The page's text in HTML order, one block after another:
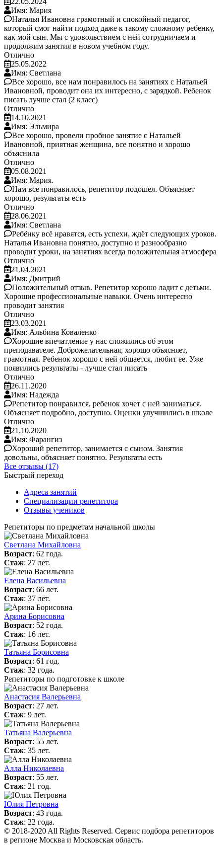
Имя: Мария
Наталья Ивановна грамотный и спокойный педагог,
который смог найти подход даже к такому сложному ребенку,
как мой сын. Мы с удовольствием с ней сотрудничаем и
продолжим занятия в новом учебном году.
Отлично
25.05.2022
Имя: Светлана
Все хорошо, все нам понравилось на занятиях с Натальей
Ивановной, проводит она их интересно, с зарядкой. Ребенок
писать лучше стал (2 класс)
Отлично
14.10.2021
Имя: Эльмира
Все хорошо, провели пробное занятие с Натальей
Ивановной, приятная женщина, все понятно и хорошо
объяснила
Отлично
05.08.2021
Имя: Мария.
Нам все понравилось, репетитор подошел. Объясняет
хорошо, результаты есть
Отлично
28.06.2021
Имя: Светлана
Ребёнку всё нравятся, есть успехи, ждёт следующих уроков.
Наталья Ивановна понятно, доступно и разнообразно
проводит уроки, на занятиях всегда положительная атмосфера
Отлично
21.04.2021
Имя: Дмитрий
Положительный отзыв. Репетитор хорошо ладит с детьми.
Хорошие профессиональные навыки. Очень интересно
проводит занятия
Отлично
23.03.2021
Имя: Альбина Коваленко
Хорошие впечатление у нас сложились об этом
преподавателе. Доброжелательная, хорошо объясняет,
грамотная. Ребенок хорошо с ней общается, любит ее. Уже
появились результаты - лучше стал писать
Отлично
26.11.2020
Имя: Надежда
Репетитор понравился, ребенок хочет с ней заниматься.
Объясняет подробно, доступно. Оценки улучшились в школе
Отлично
21.10.2020
Имя: Фарангиз
Хороший репетитор, занимается с сыном. Занятия
довольны, объясняет понятно. Результаты есть
Все отзывы (17)
Быстрый переход
Адреса занятий
Специализации репетитора
Отзывы учеников
Репетиторы по предметам начальной школы
Светлана Михайловна
Возраст: 62 года.
Стаж: 27 лет.
Елена Васильевна
Возраст: 66 лет.
Стаж: 37 лет.
Арина Борисовна
Возраст: 52 года.
Стаж: 16 лет.
Татьяна Борисовна
Возраст: 61 год.
Стаж: 32 года.
Репетиторы по подготовке к школе
Анастасия Валерьевна
Возраст: 27 лет.
Стаж: 9 лет.
Татьяна Валерьевна
Возраст: 55 лет.
Стаж: 35 лет.
Алла Николаевна
Возраст: 55 лет.
Стаж: 21 год.
Юлия Петровна
Возраст: 43 года.
Стаж: 22 года.
© 2018-2020 All Rights Reserved. Сервис подбора репетиторов
в регионе Москва и Московская область.